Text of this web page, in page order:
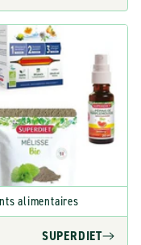
alimentaires
SUPERDIET